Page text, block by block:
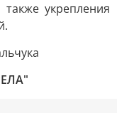
также укрепления